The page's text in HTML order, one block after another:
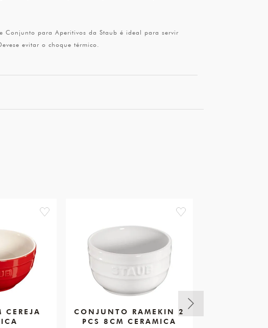
Conjunto para Aperitivos da Staub é ideal para servir
evitar o choque térmico.
favorite
CEREJA
favorite
CONJUNTO RAMEKIN 2
PCS 8CM CERAMICA